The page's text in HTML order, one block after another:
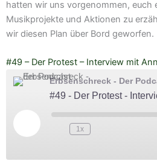
hatten wir uns vorgenommen, euch
Musikprojekte und Aktionen zu
wir diesen Plan über Bord geworfen.
#49 – Der Protest – Interview mit
Erbsenschreck - Der
#49 - Der Protest -
1x